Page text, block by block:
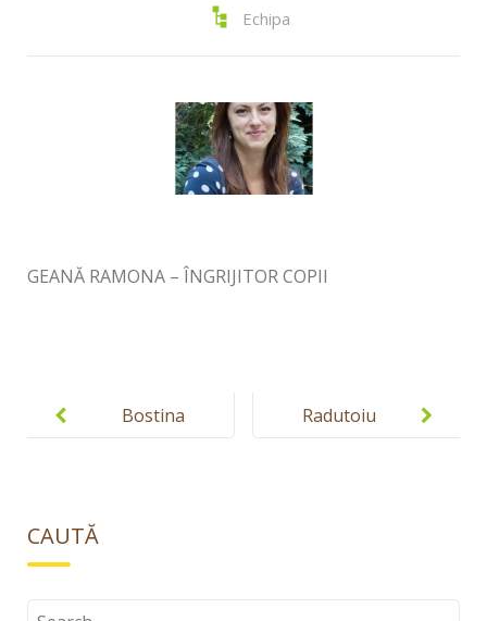
Echipa
GEANĂ RAMONA – ÎNGRIJITOR COPII
navigation
Bostina
Radutoiu
CAUTĂ
Search